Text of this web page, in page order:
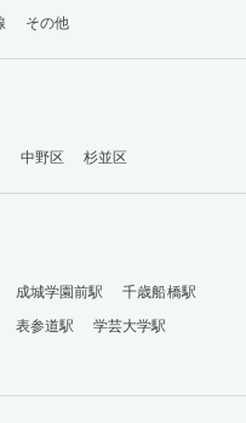
その他
中野区 杉並区
成城学園前駅
千歳船橋駅
表参道駅
学芸大学駅